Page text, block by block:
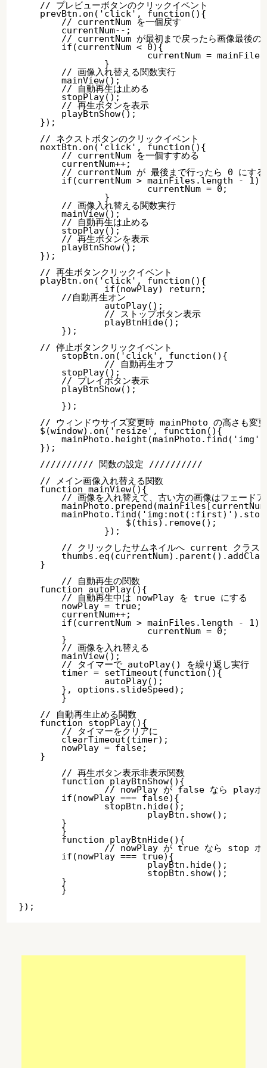
    // プレビューボタンのクリックイベント
    prevBtn.on('click', function(){
        // currentNum を一個戻す
        currentNum--;
// currentNum が最初まで戻ったら画像最後の
        if(currentNum < 0){
        // 画像入れ替える関数実行
        mainView();
        // 自動再生は止める
        stopPlay();
        // 再生ボタンを表示
        playBtnShow();
    });
    // ネクストボタンのクリックイベント
    nextBtn.on('click', function(){
        // currentNum を一個すすめる
        currentNum++;
        // currentNum が 最後まで行ったら 0 にする
        if(currentNum > mainFiles.length - 1){
        // 画像入れ替える関数実行
        mainView();
        // 自動再生は止める
        stopPlay();
        // 再生ボタンを表示
        playBtnShow();
    });
    // 再生ボタンクリックイベント
    playBtn.on('click', function(){
		if(nowPlay) return;
        //自動再生オン
    // 停止ボタンクリックイベント
		// 自動再生オフ
        stopPlay();
        // プレイボタン表示
        playBtnShow();
    // ウィンドウサイズ変更時 mainPhoto の高さも変更
    $(window).on('resize', function(){
    });
    ////////// 関数の設定 //////////
    // メイン画像入れ替える関数
    function mainView(){
// 画像を入れ替えて、古い方の画像はフェードア
// クリックしたサムネイルへ current クラス
    }
    function autoPlay(){
        // 自動再生中は nowPlay を true にする
        nowPlay = true;
        currentNum++;
        if(currentNum > mainFiles.length - 1){
        }
        // 画像を入れ替える
        mainView();
        // タイマーで autoPlay() を繰り返し実行
        timer = setTimeout(function(){
        }, options.slideSpeed);
    // 自動再生止める関数
    function stopPlay(){
        clearTimeout(timer);
        nowPlay = false;
    }
        if(nowPlay === false){
			playBtn.show();
        }
        if(nowPlay === true){
			playBtn.hide();
        }